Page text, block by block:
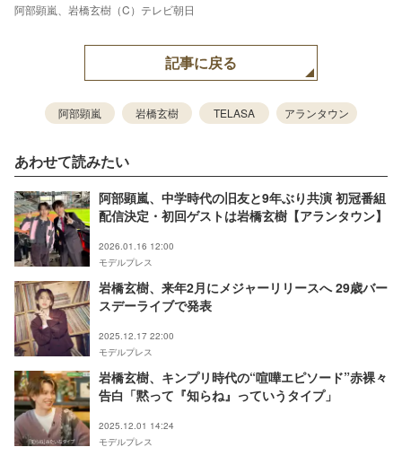
阿部顕嵐、岩橋玄樹（C）テレビ朝日
記事に戻る
阿部顕嵐 岩橋玄樹 TELASA アランタウン
あわせて読みたい
阿部顕嵐、中学時代の旧友と9年ぶり共演 初冠番組
配信決定・初回ゲストは岩橋玄樹【アランタウン】
2026.01.16 12:00
モデルプレス
岩橋玄樹、来年2月にメジャーリリースへ 29歳バー
スデーライブで発表
2025.12.17 22:00
モデルプレス
岩橋玄樹、キンプリ時代の“喧嘩エピソード”赤裸々
告白「黙って『知らね』っていうタイプ」
2025.12.01 14:24
モデルプレス